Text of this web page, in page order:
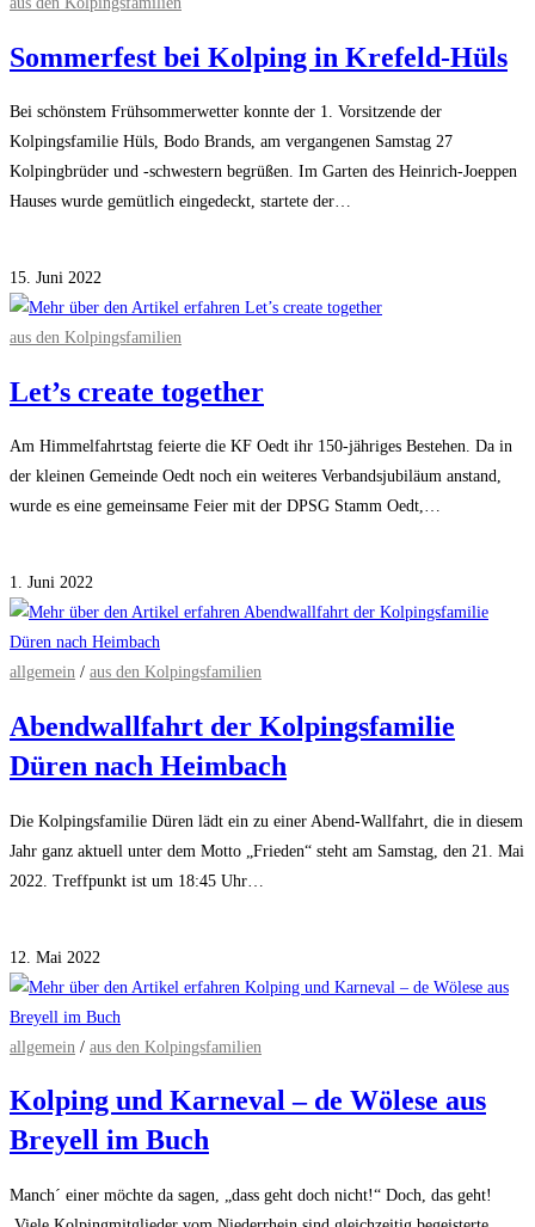
Sommerfest bei Kolping in Krefeld-Hüls
Bei schönstem Frühsommerwetter konnte der 1. Vorsitzende der
Kolpingsfamilie Hüls, Bodo Brands, am vergangenen Samstag 27
Kolpingbrüder und -schwestern begrüßen. Im Garten des Heinrich-Joeppen
Hauses wurde gemütlich eingedeckt, startete der…
bei
Kolping
Krefeld-
15. Juni 2022
aus den Kolpingsfamilien
Let’s create together
Am Himmelfahrtstag feierte die KF Oedt ihr 150-jähriges Bestehen. Da in
der kleinen Gemeinde Oedt noch ein weiteres Verbandsjubiläum anstand,
wurde es eine gemeinsame Feier mit der DPSG Stamm Oedt,…
create
1. Juni 2022
allgemein / aus den Kolpingsfamilien
Abendwallfahrt der Kolpingsfamilie
Düren nach Heimbach
Die Kolpingsfamilie Düren lädt ein zu einer Abend-Wallfahrt, die in diesem
Jahr ganz aktuell unter dem Motto „Frieden“ steht am Samstag, den 21. Mai
2022. Treffpunkt ist um 18:45 Uhr…
der
Düren
Heimbach
12. Mai 2022
allgemein / aus den Kolpingsfamilien
Kolping und Karneval – de Wölese aus
Breyell im Buch
Manch´ einer möchte da sagen, „dass geht doch nicht!“ Doch, das geht!